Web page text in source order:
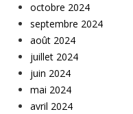
octobre 2024
septembre 2024
août 2024
juillet 2024
juin 2024
mai 2024
avril 2024